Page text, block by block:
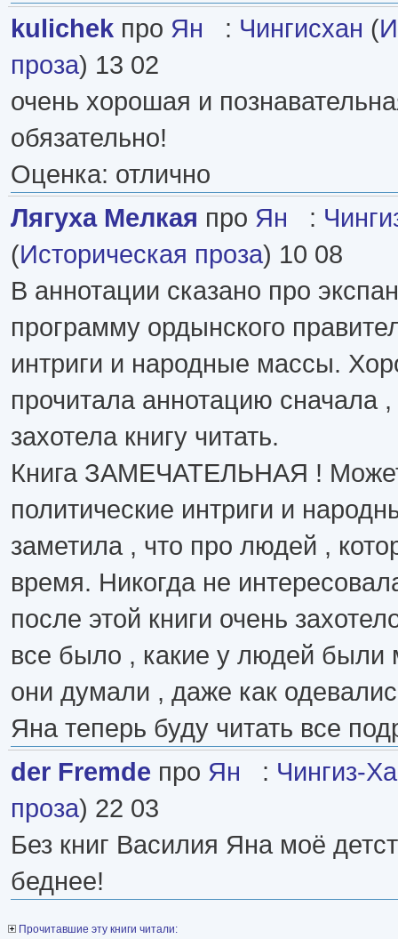
kulichek про Ян : Чингисхан (
проза) 13 02
очень хорошая и
обязательно!
Оценка: отлично
Лягуха Мелкая про Ян :
(Историческая проза) 10 08
В аннотации сказано про
программу ордынского
интриги и народные массы.
прочитала аннотацию сначала
захотела книгу читать.
Книга ЗАМЕЧАТЕЛЬНАЯ !
политические интриги и
заметила , что про людей ,
время. Никогда не
после этой книги очень
все было , какие у людей были
они думали , даже как
Яна теперь буду читать все
der Fremde про Ян : Чингиз-
проза) 22 03
Без книг Василия Яна моё
беднее!
Прочитавшие эту книги читали: